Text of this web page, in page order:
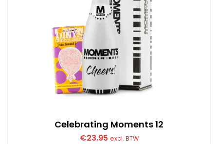
Celebrating Moments 12
€23.95 excl. BTW